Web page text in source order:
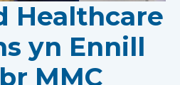
Healthcare
yn Ennill
MMC